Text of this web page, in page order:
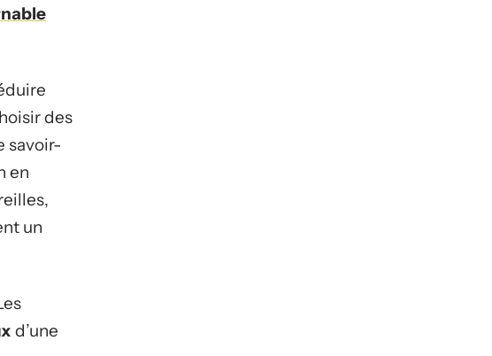
des
savoir-
en
un
d’une